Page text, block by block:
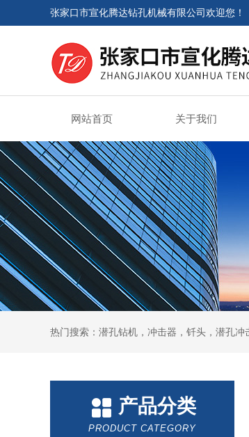
张家口市宣化腾达钻孔机械有限公司欢迎您！
网站首页 关于我们
产品分类
PRODUCT CATEGORY